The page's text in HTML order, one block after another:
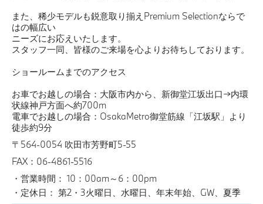
また、稀少モデルも鋭意取り揃えPremium Selectionならで
はの幅広い
ニーズにお応えいたします。
スタッフ一同、皆様のご来場を心よりお待ちしております。
ショールームまでのアクセス
お車でお越しの場合：大阪市内から、新御堂江坂出口→内環
状線神戸方面へ約700m
電車でお越しの場合：OsakaMetro御堂筋線「江坂駅」より
徒歩約9分
〒564-0054 吹田市芳野町5-55
FAX：06-4861-5516
営業時間： 10：00am～6：00pm
定休日： 第2・3火曜日、水曜日、年末年始、GW、夏季